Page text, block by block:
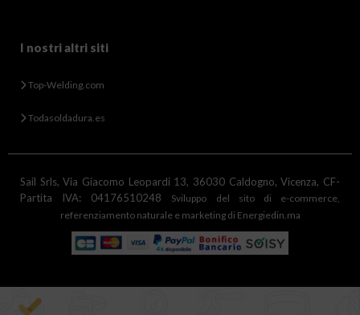
I nostri altri siti
Top-Welding.com
Todasoldadura.es
Sail Srls, Via Giacomo Leopardi 13, 36030 Caldogno, Vicenza, CF-
Partita IVA: 04176510248 Sviluppo del sito di e-commerce,
referenziamento naturale e marketing di Energiedin.ma